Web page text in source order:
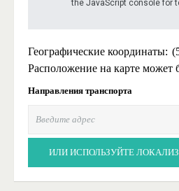
the JavaScript console for
Географические координаты:
Расположение на карте может
Направления транспорта
ИЛИ ИСПОЛЬЗУЙТЕ